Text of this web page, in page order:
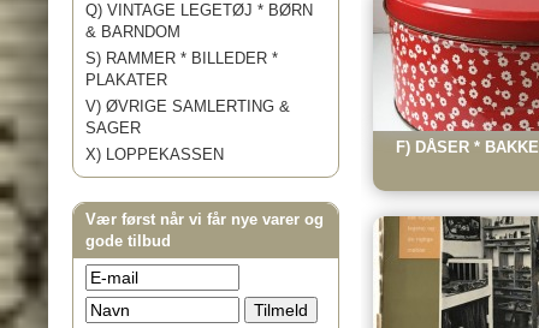
Q) VINTAGE LEGETØJ * BØRN
& BARNDOM
S) RAMMER * BILLEDER *
PLAKATER
V) ØVRIGE SAMLERTING &
SAGER
X) LOPPEKASSEN
Vær først når vi får nye varer og
gode tilbud
F) DÅSER *